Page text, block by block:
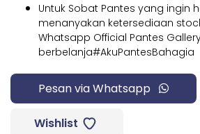
Untuk Sobat Pantes yang ingin
menanyakan ketersediaan
Whatsapp Official Pantes
berbelanja#AkuPantesBahagia
Pesan via Whatsapp
Wishlist